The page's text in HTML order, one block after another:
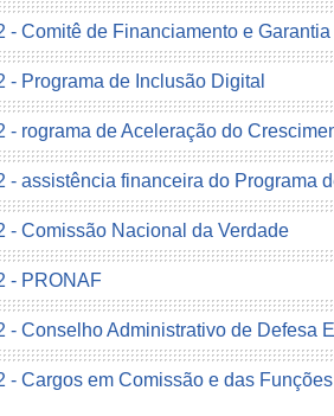
- Comitê de Financiamento e
- Programa de Inclusão Digital
- rograma de Aceleração do
- assistência financeira do Programa
- Comissão Nacional da Verdade
- PRONAF
- Conselho Administrativo de Defesa
- Cargos em Comissão e das